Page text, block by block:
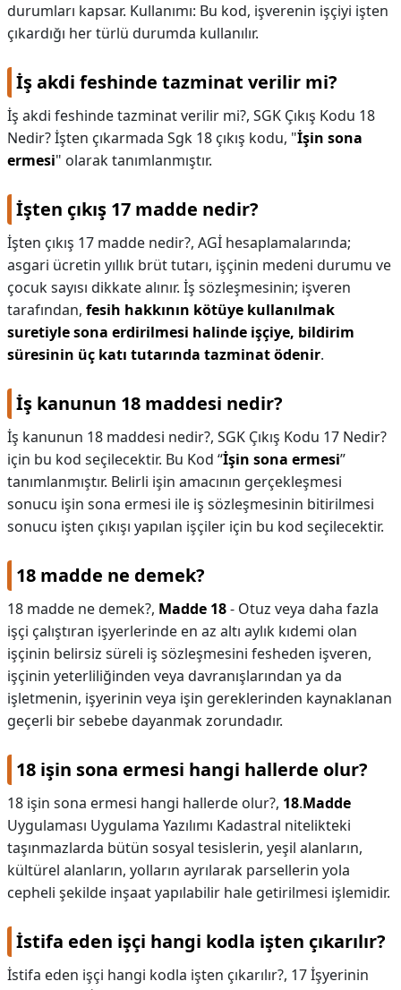
durumları kapsar. Kullanımı: Bu kod, işverenin işçiyi işten
çıkardığı her türlü durumda kullanılır.
İş akdi feshinde tazminat verilir mi?
İş akdi feshinde tazminat verilir mi?, SGK Çıkış Kodu 18
Nedir? İşten çıkarmada Sgk 18 çıkış kodu, "İşin sona
ermesi" olarak tanımlanmıştır.
İşten çıkış 17 madde nedir?
İşten çıkış 17 madde nedir?, AGİ hesaplamalarında;
asgari ücretin yıllık brüt tutarı, işçinin medeni durumu ve
çocuk sayısı dikkate alınır. İş sözleşmesinin; işveren
tarafından, fesih hakkının kötüye kullanılmak
suretiyle sona erdirilmesi halinde işçiye, bildirim
süresinin üç katı tutarında tazminat ödenir.
İş kanunun 18 maddesi nedir?
İş kanunun 18 maddesi nedir?, SGK Çıkış Kodu 17 Nedir?
için bu kod seçilecektir. Bu Kod “İşin sona ermesi”
tanımlanmıştır. Belirli işin amacının gerçekleşmesi
sonucu işin sona ermesi ile iş sözleşmesinin bitirilmesi
sonucu işten çıkışı yapılan işçiler için bu kod seçilecektir.
18 madde ne demek?
18 madde ne demek?, Madde 18- Otuz veya daha fazla
işçi çalıştıran işyerlerinde en az altı aylık kıdemi olan
işçinin belirsiz süreli iş sözleşmesini fesheden işveren,
işçinin yeterliliğinden veya davranışlarından ya da
işletmenin, işyerinin veya işin gereklerinden kaynaklanan
geçerli bir sebebe dayanmak zorundadır.
18 işin sona ermesi hangi hallerde olur?
18 işin sona ermesi hangi hallerde olur?, 18.Madde
Uygulaması Uygulama Yazılımı Kadastral nitelikteki
taşınmazlarda bütün sosyal tesislerin, yeşil alanların,
kültürel alanların, yolların ayrılarak parsellerin yola
cepheli şekilde inşaat yapılabilir hale getirilmesi işlemidir.
İstifa eden işçi hangi kodla işten çıkarılır?
İstifa eden işçi hangi kodla işten çıkarılır?, 17 İşyerinin